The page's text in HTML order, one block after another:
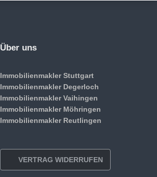
Über uns
Immobilienmakler Stuttgart
Immobilienmakler Degerloch
Immobilienmakler Vaihingen
Immobilienmakler Möhringen
Immobilienmakler Reutlingen
VERTRAG WIDERRUFEN